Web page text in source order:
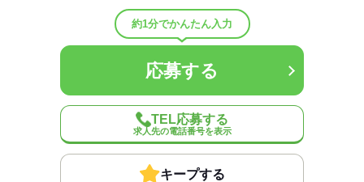
ミーティング、ケア記録の記入
※施設により異なります
※試用期間（初回2カ月契約/同条件）
※週15時間～
（男4：女6）
医療・介護・福祉関連
応募する
約1分でかんたん入力
応募する
TEL応募する
求人先の電話番号を表示
キープする